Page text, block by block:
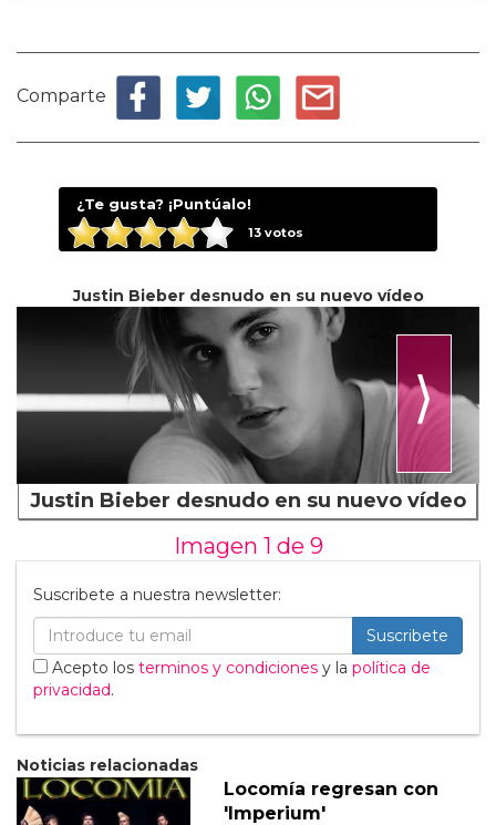
Comparte
¿Te gusta? ¡Puntúalo!
13votos
Justin Bieber desnudo en su nuevo vídeo
⟩
Justin Bieber desnudo en su nuevo vídeo
Imagen 1 de 9
Suscribete a nuestra newsletter:
Suscribete
Acepto los terminos y condiciones y la política de
privacidad.
Noticias relacionadas
Locomía regresan con
'Imperium'